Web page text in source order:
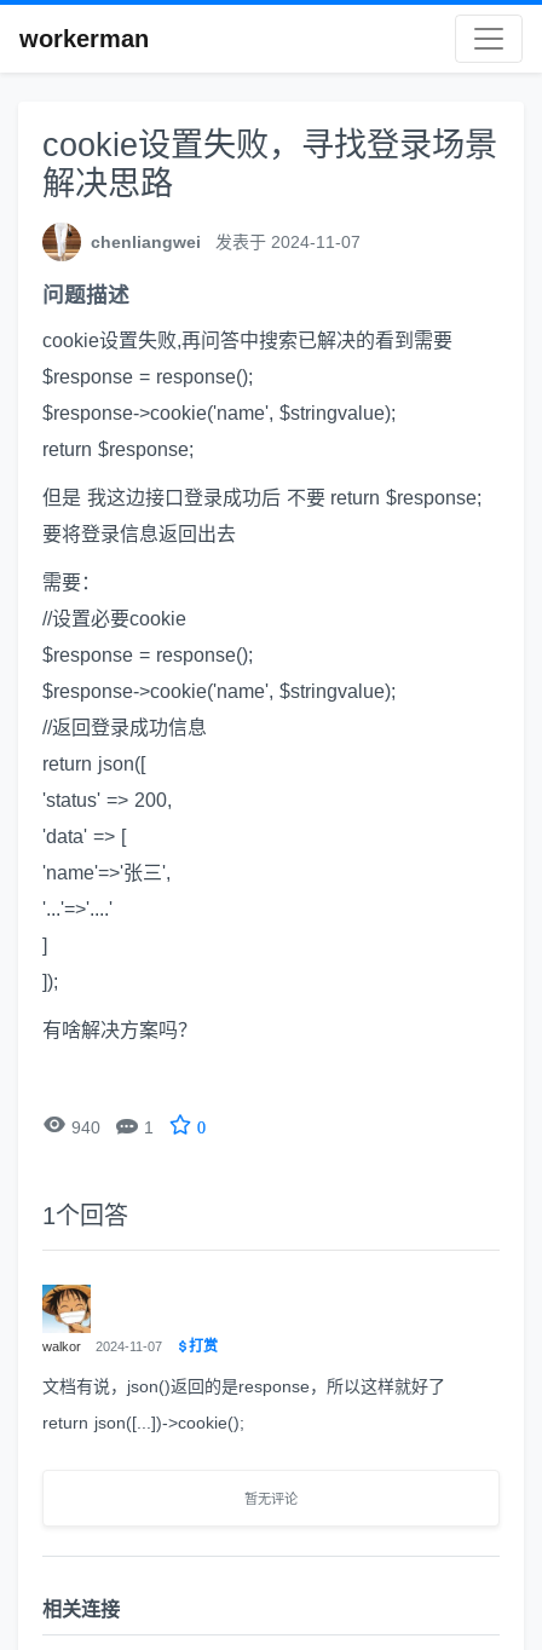
workerman
cookie设置失败，寻找登录场景
解决思路
chenliangwei 发表于 2024-11-07
问题描述
cookie设置失败,再问答中搜索已解决的看到需要
$response = response();
$response->cookie('name', $stringvalue);
return $response;
但是 我这边接口登录成功后 不要 return $response;
要将登录信息返回出去
需要：
//设置必要cookie
$response = response();
$response->cookie('name', $stringvalue);
//返回登录成功信息
return json([
'status' => 200,
'data' => [
'name'=>'张三',
'...'=>'....'
]
]);
有啥解决方案吗？
 940  1 0
1个回答
walkor 2024-11-07 打赏
文档有说，json()返回的是response，所以这样就好了
return json([...])->cookie();
暂无评论
相关连接